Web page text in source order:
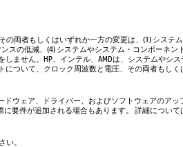
両者もしくはいずれか一方の変更は、(1) システ
の低減、(4) システムやシステム・コンポーネン
ません。HP、インテル、AMDは、システムやシ
ついて、クロック周波数と電圧、その両者もし
ウェア、ドライバー、およびソフトウェアのアッ
要件が追加される場合もあります。 詳細について
い。